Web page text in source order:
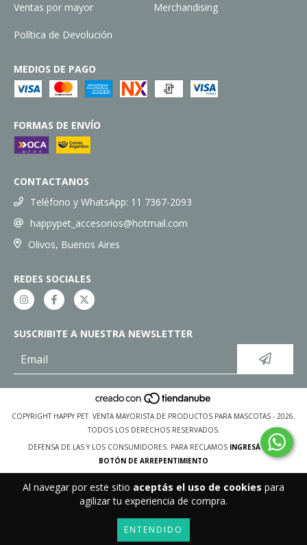
Al navegar por este sitio aceptás el uso de cookies para
agilizar tu experiencia de compra.
ENTENDIDO
Ventas por mayor Merchandising
Política de Devolución
MEDIOS DE PAGO
FORMAS DE ENVÍO
CONTACTANOS
Teléfono y WhatsApp: 11 7367-2093
happypet_accesorios@hotmail.com
Olivos, Buenos Aires
REDES SOCIALES
SUSCRIBITE A NUESTRA NEWSLETTER
COPYRIGHT HAPPY PET. VENTA MAYORISTA DE PRODUCTOS PARA MASCOTAS - 2026.
TODOS LOS DERECHOS RESERVADOS.
DEFENSA DE LAS Y LOS CONSUMIDORES. PARA RECLAMOS INGRESÁ ACÁ.
BOTÓN DE ARREPENTIMIENTO